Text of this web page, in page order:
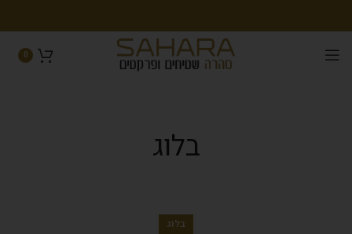
0
בלוג
בלוג